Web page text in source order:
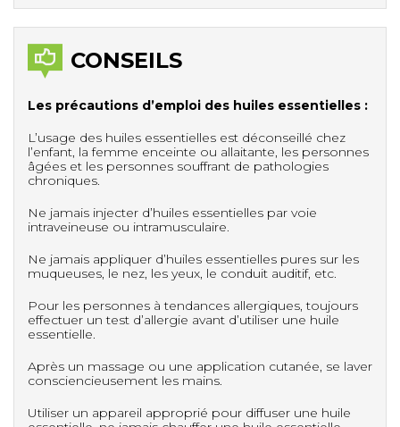
CONSEILS
Les précautions d’emploi des huiles essentielles :
L’usage des huiles essentielles est déconseillé chez
l’enfant, la femme enceinte ou allaitante, les personnes
âgées et les personnes souffrant de pathologies
chroniques.
Ne jamais injecter d’huiles essentielles par voie
intraveineuse ou intramusculaire.
Ne jamais appliquer d’huiles essentielles pures sur les
muqueuses, le nez, les yeux, le conduit auditif, etc.
Pour les personnes à tendances allergiques, toujours
effectuer un test d’allergie avant d’utiliser une huile
essentielle.
Après un massage ou une application cutanée, se laver
consciencieusement les mains.
Utiliser un appareil approprié pour diffuser une huile